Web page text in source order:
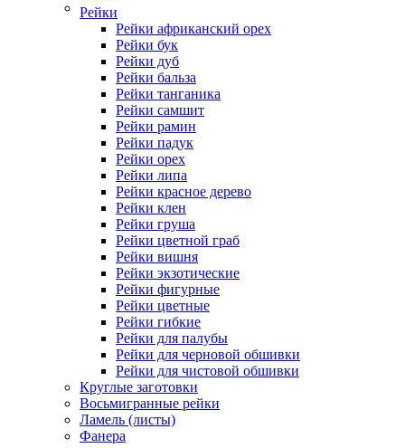
Рейки
Рейки африканский орех
Рейки бук
Рейки дуб
Рейки бальза
Рейки танганика
Рейки самшит
Рейки рамин
Рейки падук
Рейки орех
Рейки липа
Рейки красное дерево
Рейки клен
Рейки груша
Рейки цветной граб
Рейки вишня
Рейки экзотические
Рейки фигурные
Рейки цветные
Рейки гибкие
Рейки для палубы
Рейки для черновой обшивки
Рейки для чистовой обшивки
Круглые заготовки
Восьмигранные рейки
Ламель (листы)
Фанера